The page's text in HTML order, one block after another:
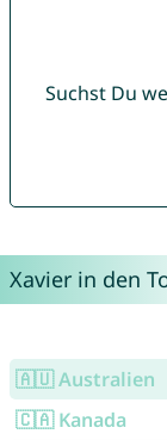
Suchst Du
Xavier in den
🇦🇺 Australien
🇨🇦 Kanada